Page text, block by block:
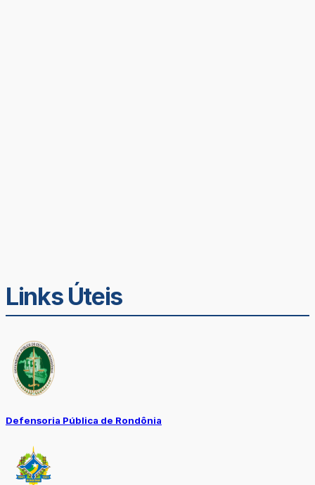
Links Úteis
Defensoria Pública de Rondônia